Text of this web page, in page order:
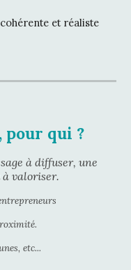
et réaliste
, pour qui ?
à diffuser, une
à valoriser.
etc...